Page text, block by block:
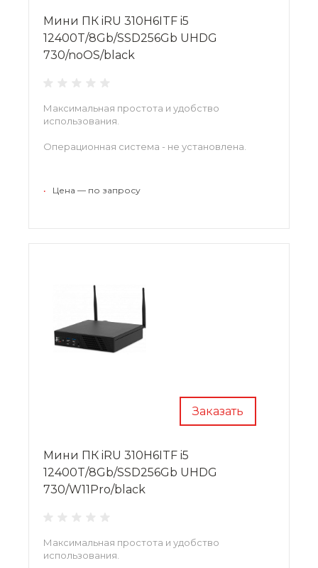
Мини ПК iRU 310H6ITF i5
12400T/8Gb/SSD256Gb UHDG
730/noOS/black
Максимальная простота и удобство
использования.
Операционная система - не установлена.
• Цена — по запросу
Заказать
Мини ПК iRU 310H6ITF i5
12400T/8Gb/SSD256Gb UHDG
730/W11Pro/black
Максимальная простота и удобство
использования.